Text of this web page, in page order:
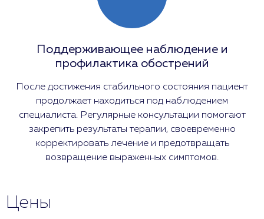
Поддерживающее наблюдение и
профилактика обострений
После достижения стабильного состояния пациент
продолжает находиться под наблюдением
специалиста. Регулярные консультации помогают
закрепить результаты терапии, своевременно
корректировать лечение и предотвращать
возвращение выраженных симптомов.
Цены